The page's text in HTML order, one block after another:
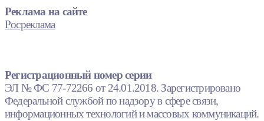
Реклама на сайте
Росреклама
Регистрационный номер серии
ЭЛ № ФС 77-72266 от 24.01.2018. Зарегистрировано
Федеральной службой по надзору в сфере связи,
информационных технологий и массовых коммуникаций.